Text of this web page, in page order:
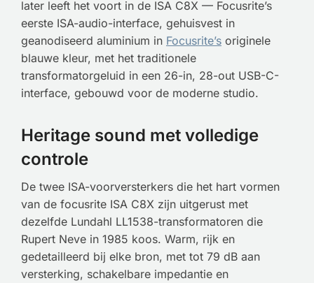
later leeft het voort in de ISA C8X — Focusrite’s
eerste ISA-audio-interface, gehuisvest in
geanodiseerd aluminium in Focusrite’s originele
blauwe kleur, met het traditionele
transformatorgeluid in een 26-in, 28-out USB-C-
interface, gebouwd voor de moderne studio.
Heritage sound met volledige
controle
De twee ISA-voorversterkers die het hart vormen
van de focusrite ISA C8X zijn uitgerust met
dezelfde Lundahl LL1538-transformatoren die
Rupert Neve in 1985 koos. Warm, rijk en
gedetailleerd bij elke bron, met tot 79 dB aan
versterking, schakelbare impedantie en